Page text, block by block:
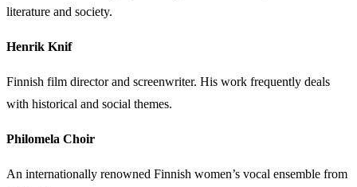
literature and society.
Henrik Knif
Finnish film director and screenwriter. His work frequently deals
with historical and social themes.
Philomela Choir
An internationally renowned Finnish women’s vocal ensemble from